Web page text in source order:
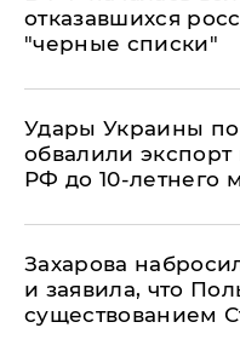
отказавшихся
"черные списки"
Удары Украины
обвалили
РФ до 10-летнего
​Захарова
и заявила, что
существованием